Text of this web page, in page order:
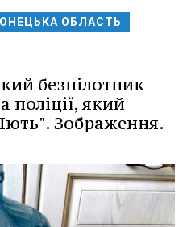
ОБЛАСТЬ
безпілотник
поліції, який
Зображення.